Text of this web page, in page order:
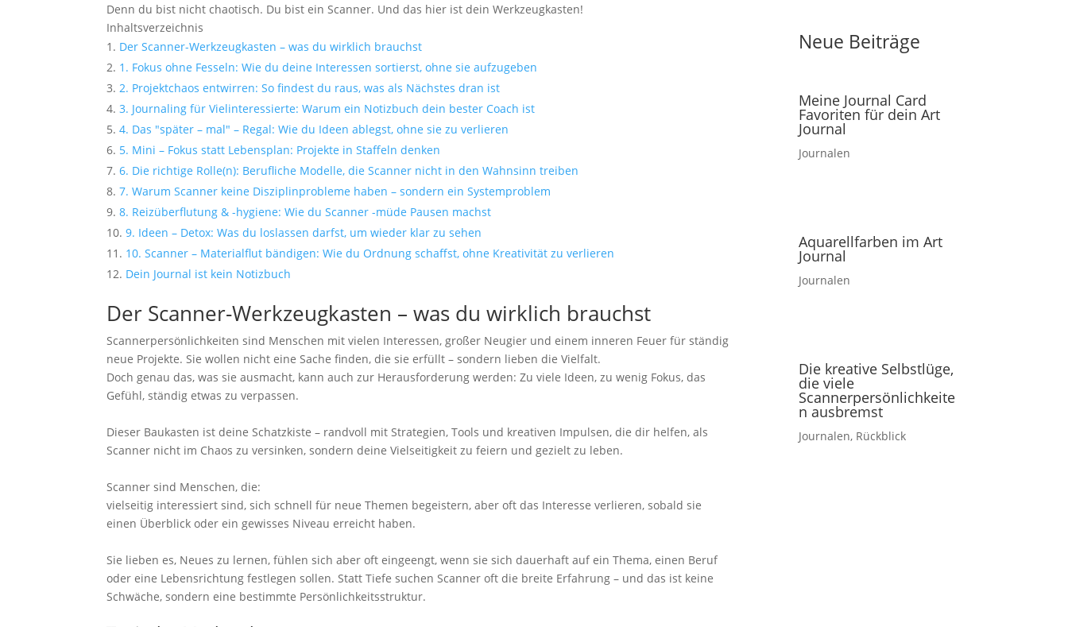
Denn du bist nicht chaotisch. Du bist ein Scanner. Und das hier ist dein Werkzeugkasten!
Inhaltsverzeichnis
Der Scanner-Werkzeugkasten – was du wirklich brauchst
1. Fokus ohne Fesseln: Wie du deine Interessen sortierst, ohne sie aufzugeben
2. Projektchaos entwirren: So findest du raus, was als Nächstes dran ist
3. Journaling für Vielinteressierte: Warum ein Notizbuch dein bester Coach ist
4. Das "später – mal" – Regal: Wie du Ideen ablegst, ohne sie zu verlieren
5. Mini – Fokus statt Lebensplan: Projekte in Staffeln denken
6. Die richtige Rolle(n): Berufliche Modelle, die Scanner nicht in den Wahnsinn treiben
7. Warum Scanner keine Disziplinprobleme haben – sondern ein Systemproblem
8. Reizüberflutung & -hygiene: Wie du Scanner -müde Pausen machst
9. Ideen – Detox: Was du loslassen darfst, um wieder klar zu sehen
10. Scanner – Materialflut bändigen: Wie du Ordnung schaffst, ohne Kreativität zu verlieren
Dein Journal ist kein Notizbuch
Der Scanner-Werkzeugkasten – was du wirklich brauchst
Scannerpersönlichkeiten sind Menschen mit vielen Interessen, großer Neugier und einem inneren Feuer für ständig
neue Projekte. Sie wollen nicht eine Sache finden, die sie erfüllt – sondern lieben die Vielfalt.
Doch genau das, was sie ausmacht, kann auch zur Herausforderung werden: Zu viele Ideen, zu wenig Fokus, das
Gefühl, ständig etwas zu verpassen.
Dieser Baukasten ist deine Schatzkiste – randvoll mit Strategien, Tools und kreativen Impulsen, die dir helfen, als
Scanner nicht im Chaos zu versinken, sondern deine Vielseitigkeit zu feiern und gezielt zu leben.
Scanner sind Menschen, die:
vielseitig interessiert sind, sich schnell für neue Themen begeistern, aber oft das Interesse verlieren, sobald sie
einen Überblick oder ein gewisses Niveau erreicht haben.
Sie lieben es, Neues zu lernen, fühlen sich aber oft eingeengt, wenn sie sich dauerhaft auf ein Thema, einen Beruf
oder eine Lebensrichtung festlegen sollen. Statt Tiefe suchen Scanner oft die breite Erfahrung – und das ist keine
Schwäche, sondern eine bestimmte Persönlichkeitsstruktur.
Neue Beiträge
Meine Journal Card
Favoriten für dein Art
Journal
Journalen
Aquarellfarben im Art
Journal
Journalen
Die kreative Selbstlüge,
die viele
Scannerpersönlichkeite
n ausbremst
Journalen, Rückblick